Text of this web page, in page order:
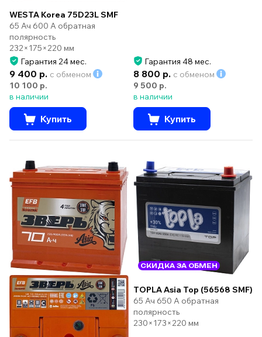
WESTA Korea 75D23L SMF
65 Ач 600 А обратная
полярность
232×175×220 мм
Гарантия 24 мес.
9 400 р. с обменом
10 100 р.
в наличии
Купить
Гарантия 48 мес.
8 800 р. с обменом
9 500 р.
в наличии
Купить
СКИДКА ЗА ОБМЕН
TOPLA Asia Top (56568 SMF)
65 Ач 650 А обратная
полярность
230×173×220 мм